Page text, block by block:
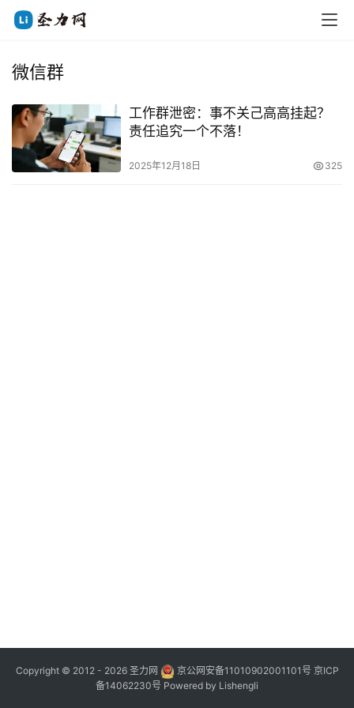
微信群
工作群泄密：事不关己高高挂起？
责任追究一个不落！
2025年12月18日 325
Copyright © 2012 - 2026 圣力网 京公网安备11010902001101号 京ICP
备14062230号 Powered by Lishengli